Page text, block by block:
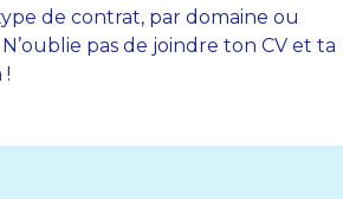
de contrat, par domaine ou
pas de joindre ton CV et ta
!